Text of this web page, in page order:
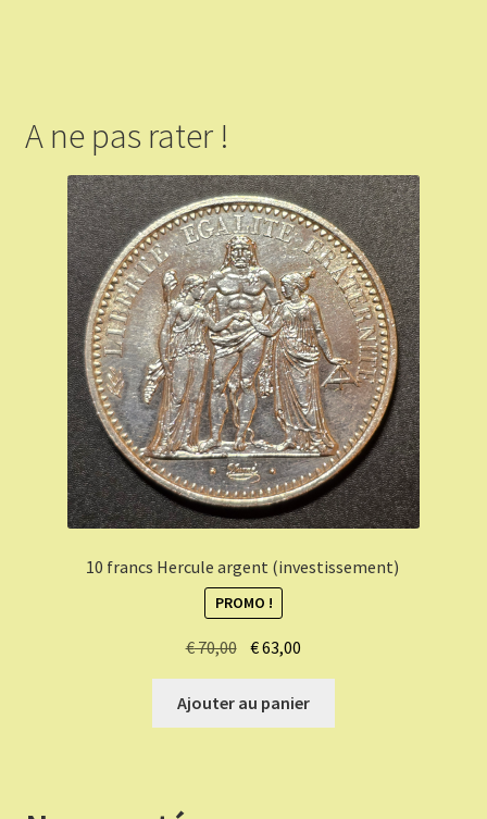
A ne pas rater !
10 francs Hercule argent (investissement)
PROMO !
€70,00 Le
prix
initial
était :
€63,00
prix
actuel
est :
Ajouter au panier